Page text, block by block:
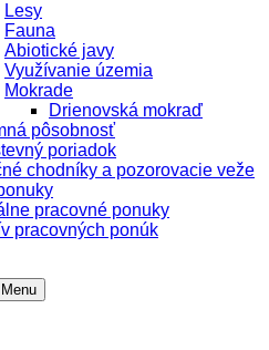
Lesy
Fauna
Abiotické javy
Využívanie územia
Mokrade
Drienovská mokraď
pôsobnosť
poriadok
chodníky a pozorovacie veže
pracovné ponuky
pracovných ponúk